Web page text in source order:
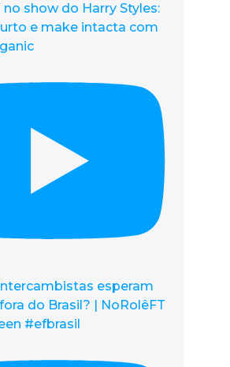
no show do Harry Styles:
e make intacta com
esperam
do Brasil? | NoRolêFT
#efbrasil